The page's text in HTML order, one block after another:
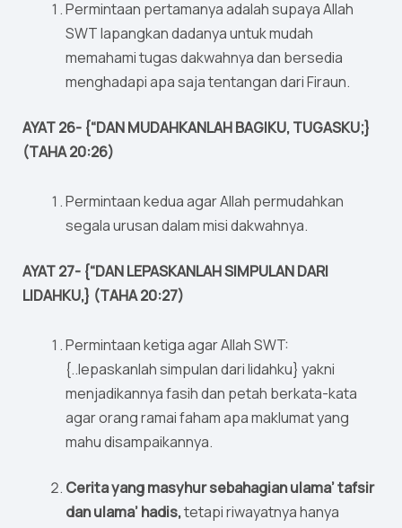
Permintaan pertamanya adalah supaya Allah
SWT lapangkan dadanya untuk mudah
memahami tugas dakwahnya dan bersedia
menghadapi apa saja tentangan dari Firaun.
AYAT 26- {“DAN MUDAHKANLAH BAGIKU, TUGASKU;}
(TAHA 20:26)
Permintaan kedua agar Allah permudahkan
segala urusan dalam misi dakwahnya.
AYAT 27- {“DAN LEPASKANLAH SIMPULAN DARI
LIDAHKU,} (TAHA 20:27)
Permintaan ketiga agar Allah SWT:
{..lepaskanlah simpulan dari lidahku} yakni
menjadikannya fasih dan petah berkata-kata
agar orang ramai faham apa maklumat yang
mahu disampaikannya.
Cerita yang masyhur sebahagian ulama’ tafsir
dan ulama’ hadis,tetapi riwayatnya hanya